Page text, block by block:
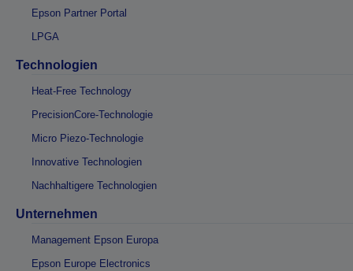
Epson Partner Portal
LPGA
Technologien
Heat-Free Technology
PrecisionCore-Technologie
Micro Piezo-Technologie
Innovative Technologien
Nachhaltigere Technologien
Unternehmen
Management Epson Europa
Epson Europe Electronics